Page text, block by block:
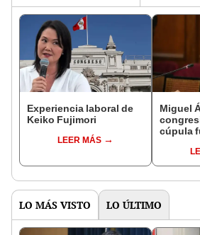
Experiencia laboral de
Keiko Fujimori
LEER MÁS
Miguel
cúpula
del
LO MÁS VISTO LO ÚLTIMO